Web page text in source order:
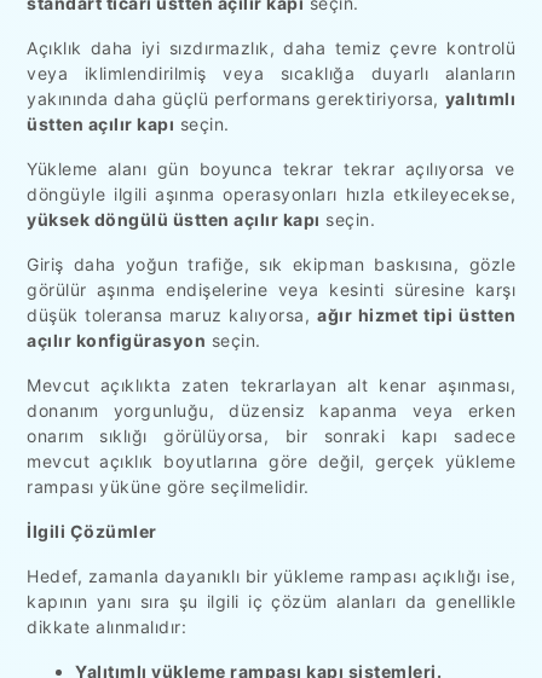
Açıklık daha iyi sızdırmazlık, daha temiz çevre kontrolü
veya iklimlendirilmiş veya sıcaklığa duyarlı alanların
yakınında daha güçlü performans gerektiriyorsa, yalıtımlı
üstten açılır kapı seçin.
Yükleme alanı gün boyunca tekrar tekrar açılıyorsa ve
döngüyle ilgili aşınma operasyonları hızla etkileyecekse,
yüksek döngülü üstten açılır kapı seçin.
Giriş daha yoğun trafiğe, sık ekipman baskısına, gözle
görülür aşınma endişelerine veya kesinti süresine karşı
düşük toleransa maruz kalıyorsa,ağır hizmet tipi üstten
açılır konfigürasyon seçin.
Mevcut açıklıkta zaten tekrarlayan alt kenar aşınması,
donanım yorgunluğu, düzensiz kapanma veya erken
onarım sıklığı görülüyorsa, bir sonraki kapı sadece
mevcut açıklık boyutlarına göre değil, gerçek yükleme
rampası yüküne göre seçilmelidir.
İlgili Çözümler
Hedef, zamanla dayanıklı bir yükleme rampası açıklığı ise,
kapının yanı sıra şu ilgili iç çözüm alanları da genellikle
dikkate alınmalıdır:
Yalıtımlı yükleme rampası kapı sistemleri.